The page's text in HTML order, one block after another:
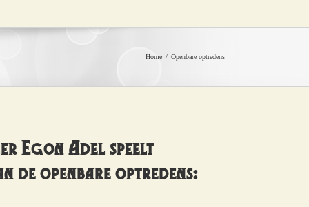
Home / Openbare optredens
Egon Adel speelt
de openbare optredens: